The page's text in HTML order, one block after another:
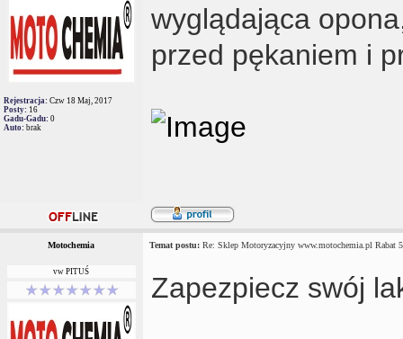
Rejestracja: Czw 18 Maj, 2017
Posty: 16
Gadu-Gadu: 0
Auto: brak
wyglądająca
przed pękaniem i
Motochemia Temat postu: Re: Sklep Motoryzacyjny www.motochemia.pl Rabat
vw PITUŚ Zapezpiecz swój